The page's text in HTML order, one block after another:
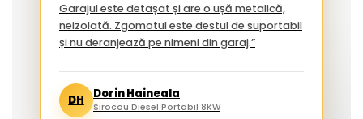
Garajul este detașat și are o ușă metalică,
neizolată. Zgomotul este destul de suportabil
și nu deranjează pe nimeni din garaj.”
DH Dorin Haineala
Sirocou Diesel Portabil 8KW